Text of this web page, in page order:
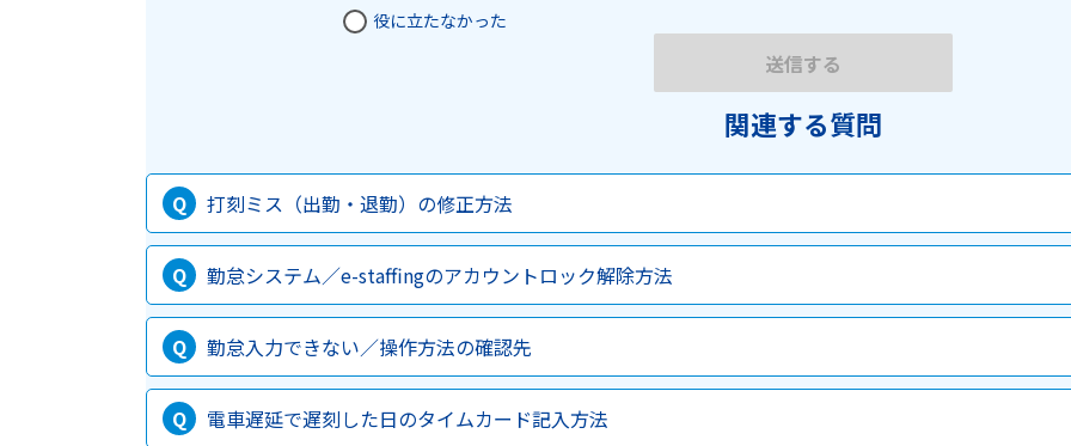
役に立たなかった
関連する質問
打刻ミス（出勤・退勤）の修正方法
勤怠システム／e-staffingのアカウントロック解除方法
勤怠入力できない／操作方法の確認先
電車遅延で遅刻した日のタイムカード記入方法